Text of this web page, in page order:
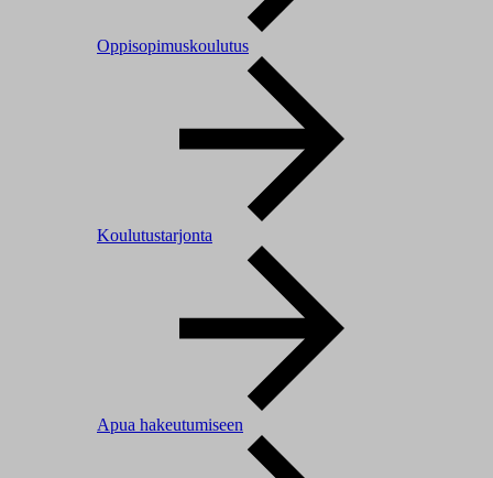
Oppisopimuskoulutus
Koulutustarjonta
Apua hakeutumiseen